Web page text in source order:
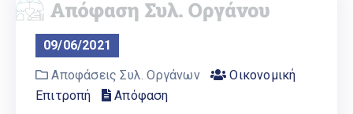
09/06/2021
Αποφάσεις Συλ. Οργάνων
Οικονομική
Επιτροπή
Απόφαση